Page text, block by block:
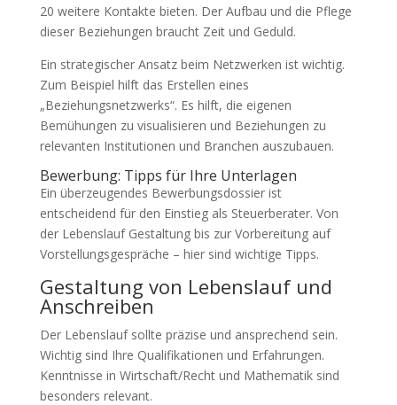
20 weitere Kontakte bieten. Der Aufbau und die Pflege
dieser Beziehungen braucht Zeit und Geduld.
Ein strategischer Ansatz beim Netzwerken ist wichtig.
Zum Beispiel hilft das Erstellen eines
„Beziehungsnetzwerks“. Es hilft, die eigenen
Bemühungen zu visualisieren und Beziehungen zu
relevanten Institutionen und Branchen auszubauen.
Bewerbung: Tipps für Ihre Unterlagen
Ein überzeugendes Bewerbungsdossier ist
entscheidend für den Einstieg als Steuerberater. Von
der Lebenslauf Gestaltung bis zur Vorbereitung auf
Vorstellungsgespräche – hier sind wichtige Tipps.
Gestaltung von Lebenslauf und
Anschreiben
Der Lebenslauf sollte präzise und ansprechend sein.
Wichtig sind Ihre Qualifikationen und Erfahrungen.
Kenntnisse in Wirtschaft/Recht und Mathematik sind
besonders relevant.